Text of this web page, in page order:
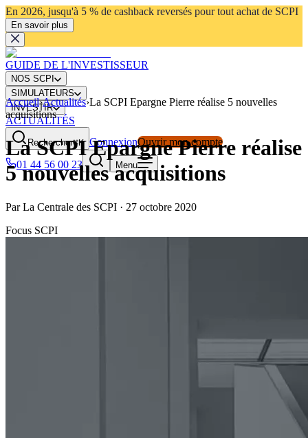
En 2026, jusqu'à 5 % de cashback reversés pour tout achat de SCPI
En savoir plus
GUIDE DE L'INVESTISSEUR
NOS SCPI
SIMULATEURS
INVESTIR
ACTUALITÉS
Rechercher⌘K ConnexionOuvrir mon compte
01 44 56 00 23
Menu
Accueil›Actualités›La SCPI Epargne Pierre réalise 5 nouvelles
acquisitions
La SCPI Epargne Pierre réalise
5 nouvelles acquisitions
Par La Centrale des SCPI · 27 octobre 2020
Focus SCPI